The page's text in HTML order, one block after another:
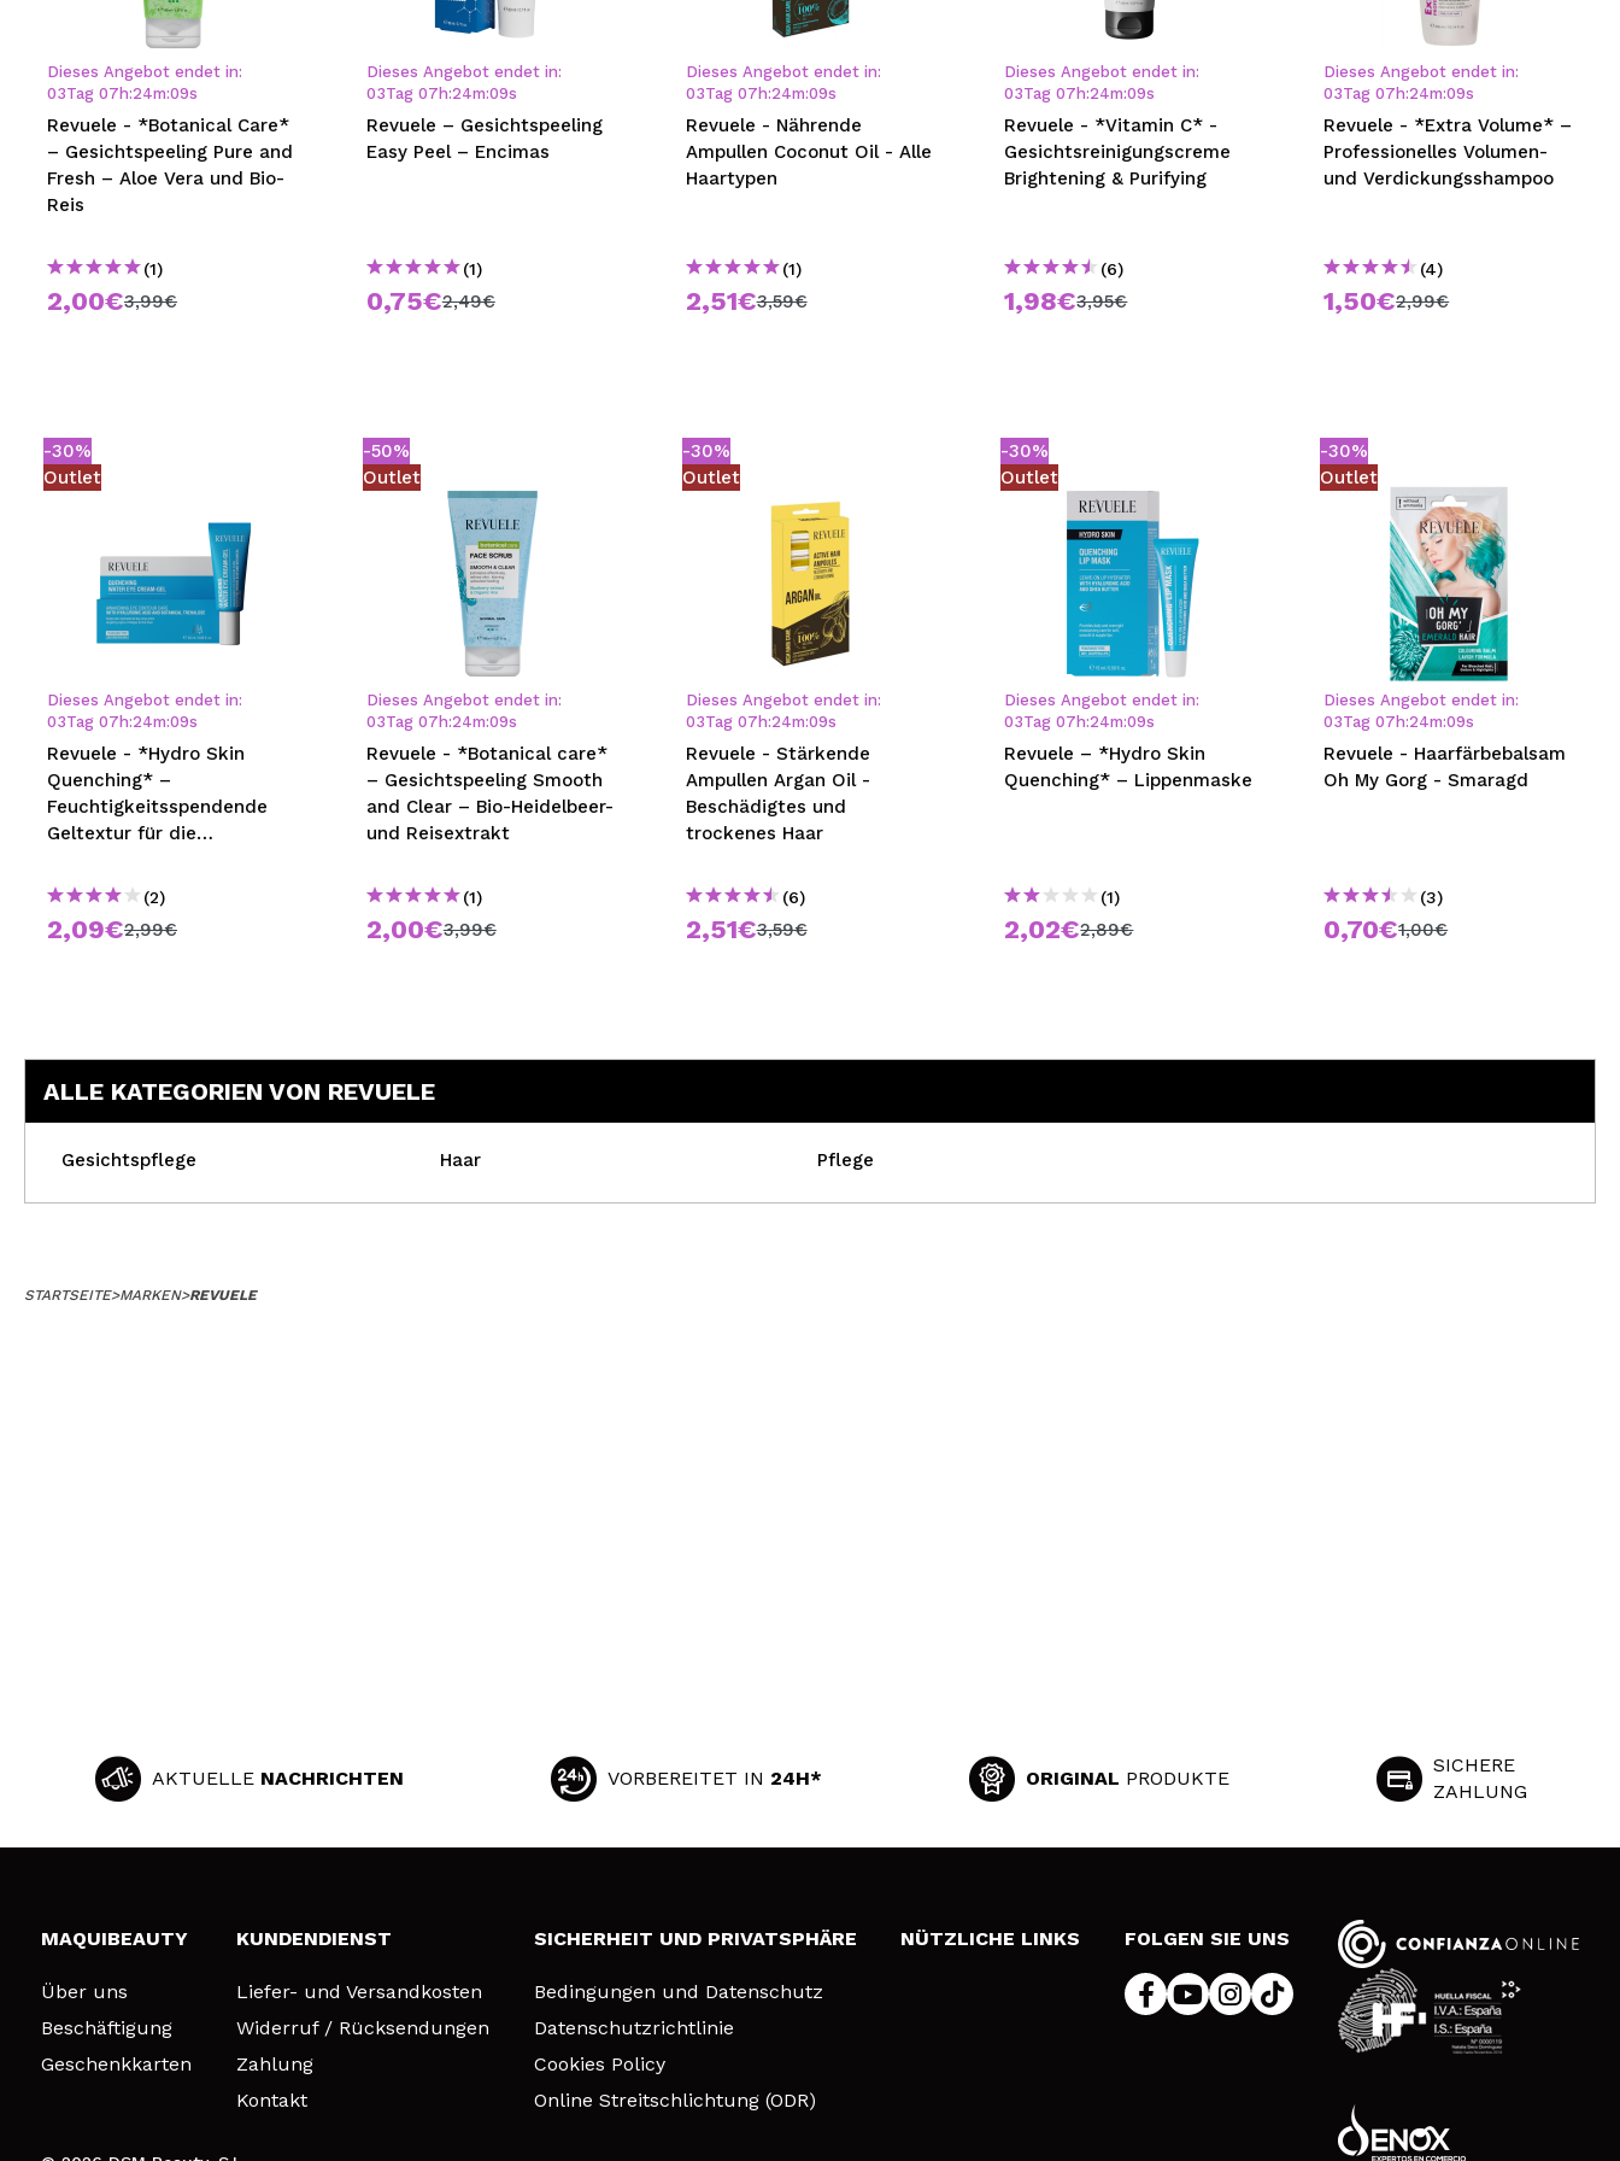
MAQUIFARMA
KOREA ZONE
TRAVEL SIZE
NATURE
SPECIALS
OUTLET
BLOG
bisherigen Vorgänge einsehen.
BENUTZERKONTO ERSTELLEN
Dieses Angebot endet in:
03Tag 07 h:24m:09s
Revuele - *Botanical Care*
– Gesichtspeeling Pure and
Fresh – Aloe Vera und Bio-
Reis
(1)
2,00€3,99€
Dieses Angebot endet in:
03Tag 07 h:24m:09s
Revuele – Gesichtspeeling
Easy Peel – Encimas
(1)
0,75€2,49€
Dieses Angebot endet in:
03Tag 07 h:24m:09s
Revuele - Nährende
Ampullen Coconut Oil - Alle
Haartypen
(1)
2,51€3,59€
Dieses Angebot endet in:
03Tag 07 h:24m:09s
Revuele - *Vitamin C* -
Gesichtsreinigungscreme
Brightening & Purifying
(6)
1,98€3,95€
Dieses Angebot endet in:
03Tag 07 h:24m:09s
Revuele - *Extra Volume* –
Professionelles Volumen-
und Verdickungsshampoo
(4)
1,50€2,99€
-30%
Outlet
Dieses Angebot endet in:
03Tag 07 h:24m:09s
Revuele - *Hydro Skin
Quenching* –
Feuchtigkeitsspendende
Geltextur für die
(2)
2,09€2,99€
-50%
Outlet
Dieses Angebot endet in:
03Tag 07 h:24m:09s
Revuele - *Botanical care*
– Gesichtspeeling Smooth
and Clear – Bio-Heidelbeer-
und Reisextrakt
(1)
2,00€3,99€
-30%
Outlet
Dieses Angebot endet in:
03Tag 07 h:24m:09s
Revuele - Stärkende
Ampullen Argan Oil -
Beschädigtes und
trockenes Haar
(6)
2,51€3,59€
-30%
Outlet
Dieses Angebot endet in:
03Tag 07 h:24m:09s
Revuele – *Hydro Skin
Quenching* – Lippenmaske
(1)
2,02€2,89€
-30%
Outlet
Dieses Angebot endet in:
03Tag 07 h:24m:09s
Revuele - Haarfärbebalsam
Oh My Gorg - Smaragd
(3)
0,70€1,00€
ALLE KATEGORIEN VON REVUELE
Gesichtspflege Haar Pflege
STARTSEITE>MARKEN>REVUELE
AKTUELLE NACHRICHTEN VORBEREITET IN 24H* ORIGINAL PRODUKTE
SICHERE
ZAHLUNG
MAQUIBEAUTY
Über uns
Beschäftigung
Geschenkkarten
KUNDENDIENST
Liefer- und Versandkosten
Widerruf / Rücksendungen
Zahlung
Kontakt
SICHERHEIT UND PRIVATSPHÄRE
Bedingungen und Datenschutz
Datenschutzrichtlinie
Cookies Policy
Online Streitschlichtung (ODR)
NÜTZLICHE LINKS FOLGEN SIE UNS